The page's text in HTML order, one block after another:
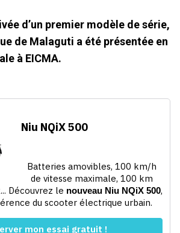
d’un premier modèle de série,
de Malaguti a été présentée en
à EICMA.